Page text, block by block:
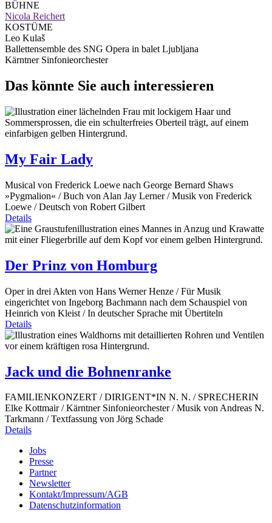
BÜHNE
Nicola Reichert
KOSTÜME
Leo Kulaš
Ballettensemble des SNG Opera in balet Ljubljana
Kärntner Sinfonieorchester
Das könnte Sie auch interessieren
My Fair Lady
Musical von Frederick Loewe nach George Bernard Shaws
»Pygmalion« / Buch von Alan Jay Lerner / Musik von Frederick
Loewe / Deutsch von Robert Gilbert
Details
Der Prinz von Homburg
Oper in drei Akten von Hans Werner Henze / Für Musik
eingerichtet von Ingeborg Bachmann nach dem Schauspiel von
Heinrich von Kleist / In deutscher Sprache mit Übertiteln
Details
Jack und die Bohnenranke
FAMILIENKONZERT / DIRIGENT*IN N. N. / SPRECHERIN
Elke Kottmair / Kärntner Sinfonieorchester / Musik von Andreas N.
Tarkmann / Textfassung von Jörg Schade
Details
Jobs
Presse
Partner
Newsletter
Kontakt/Impressum/AGB
Datenschutzinformation